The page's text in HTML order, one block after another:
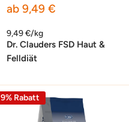
Sonderpreis
ab 9,49 €
9,49 €/kg
Dr. Clauders FSD Haut &
Felldiät
9% Rabatt